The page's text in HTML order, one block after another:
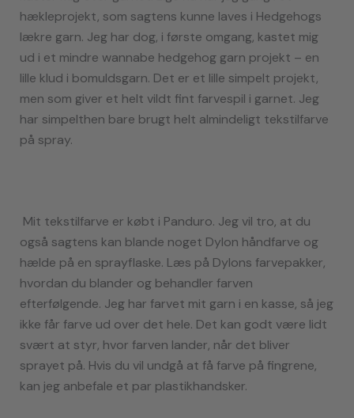
hækleprojekt, som sagtens kunne laves i Hedgehogs
lækre garn. Jeg har dog, i første omgang, kastet mig
ud i et mindre wannabe hedgehog garn projekt – en
lille klud i bomuldsgarn. Det er et lille simpelt projekt,
men som giver et helt vildt fint farvespil i garnet. Jeg
har simpelthen bare brugt helt almindeligt tekstilfarve
på spray.
Mit tekstilfarve er købt i Panduro. Jeg vil tro, at du
også sagtens kan blande noget Dylon håndfarve og
hælde på en sprayflaske. Læs på Dylons farvepakker,
hvordan du blander og behandler farven
efterfølgende. Jeg har farvet mit garn i en kasse, så jeg
ikke får farve ud over det hele. Det kan godt være lidt
svært at styr, hvor farven lander, når det bliver
sprayet på. Hvis du vil undgå at få farve på fingrene,
kan jeg anbefale et par plastikhandsker.